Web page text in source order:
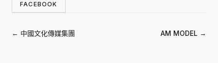
FACEBOOK
← 中國文化傳媒集團 AM MODEL →